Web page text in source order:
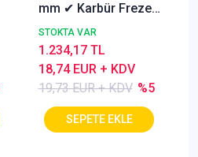
mm ✔ Karbür Freze
ucu, Z=3, Kaplamalı,
30°
STOKTA VAR
19,73 EUR + KDV %5
18,74 EUR + KDV
1.234,17 TL